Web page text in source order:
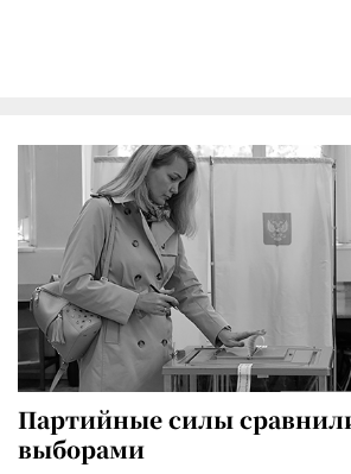
Партийные силы
выборами